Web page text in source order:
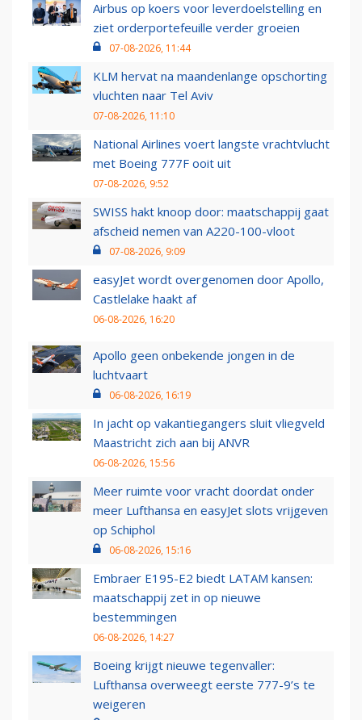
Airbus op koers voor leverdoelstelling en
ziet orderportefeuille verder groeien
07-08-2026, 11:44
KLM hervat na maandenlange opschorting
vluchten naar Tel Aviv
07-08-2026, 11:10
National Airlines voert langste vrachtvlucht
met Boeing 777F ooit uit
07-08-2026, 9:52
SWISS hakt knoop door: maatschappij gaat
afscheid nemen van A220-100-vloot
07-08-2026, 9:09
easyJet wordt overgenomen door Apollo,
Castlelake haakt af
06-08-2026, 16:20
Apollo geen onbekende jongen in de
luchtvaart
06-08-2026, 16:19
In jacht op vakantiegangers sluit vliegveld
Maastricht zich aan bij ANVR
06-08-2026, 15:56
Meer ruimte voor vracht doordat onder
meer Lufthansa en easyJet slots vrijgeven
op Schiphol
06-08-2026, 15:16
Embraer E195-E2 biedt LATAM kansen:
maatschappij zet in op nieuwe
bestemmingen
06-08-2026, 14:27
Boeing krijgt nieuwe tegenvaller:
Lufthansa overweegt eerste 777-9’s te
weigeren